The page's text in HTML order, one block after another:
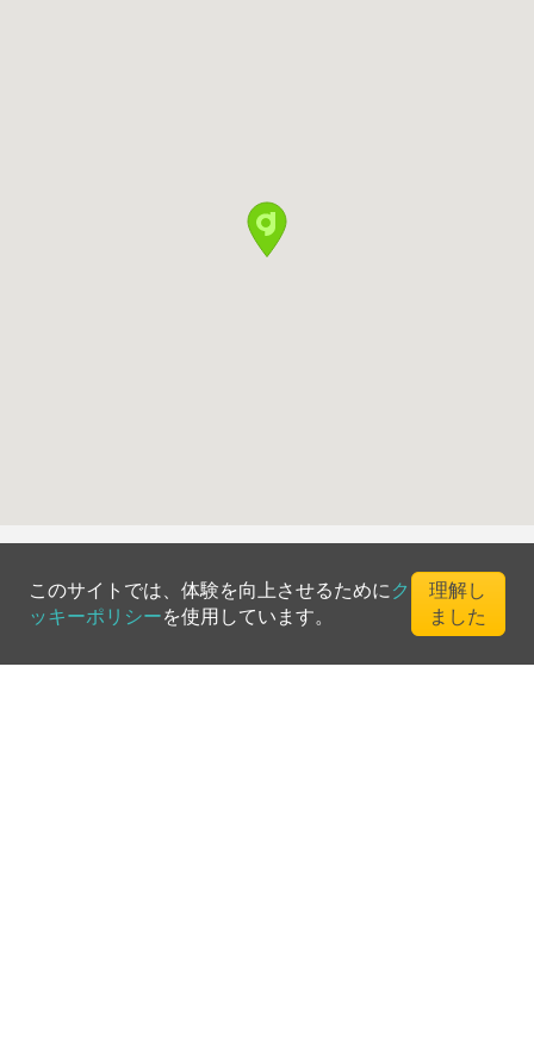
All Rights Reserved
このサイトでは、体験を向上させるためにク
ッキーポリシーを使用しています。
理解し
ました